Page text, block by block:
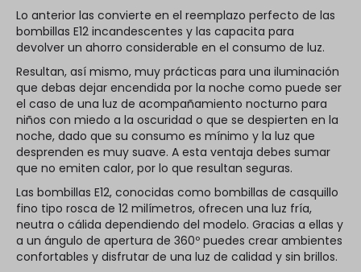
Lo anterior las convierte en el reemplazo perfecto de las
bombillas E12 incandescentes y las capacita para
devolver un ahorro considerable en el consumo de luz.
Resultan, así mismo, muy prácticas para una iluminación
que debas dejar encendida por la noche como puede ser
el caso de una luz de acompañamiento nocturno para
niños con miedo a la oscuridad o que se despierten en la
noche, dado que su consumo es mínimo y la luz que
desprenden es muy suave. A esta ventaja debes sumar
que no emiten calor, por lo que resultan seguras.
Las bombillas E12, conocidas como bombillas de casquillo
fino tipo rosca de 12 milímetros, ofrecen una luz fría,
neutra o cálida dependiendo del modelo. Gracias a ellas y
a un ángulo de apertura de 360º puedes crear ambientes
confortables y disfrutar de una luz de calidad y sin brillos.